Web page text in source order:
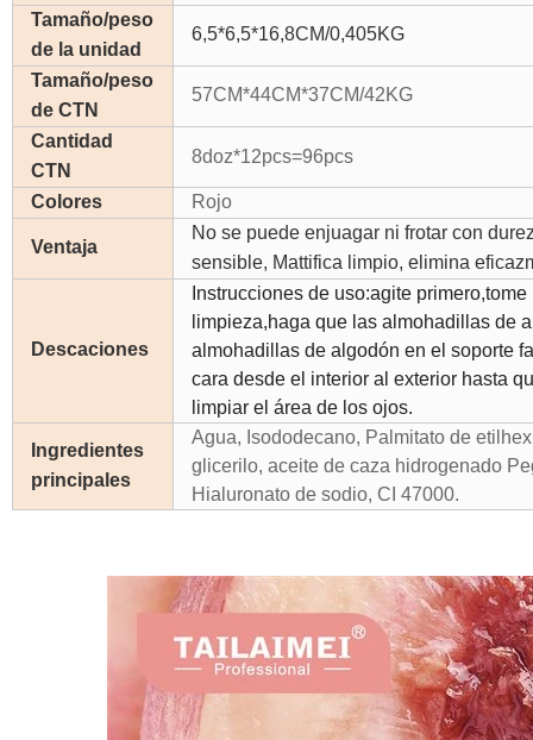
Tamaño/peso
de la unidad
6,5*6,5*16,8CM/0,405KG
Tamaño/peso
de CTN
57CM*44CM*37CM/42KG
Cantidad
CTN
8doz*12pcs=96pcs
Colores Rojo
Ventaja
No se puede enjuagar ni frotar con
sensible, Mattifica limpio, elimina
Descaciones
Instrucciones de uso:agite
limpieza,haga que las almohadillas de
almohadillas de algodón en el soporte
cara desde el interior al exterior hasta
limpiar el área de los ojos.
Ingredientes
principales
Agua, Isododecano, Palmitato de
glicerilo, aceite de caza hidrogenado
Hialuronato de sodio, CI 47000.